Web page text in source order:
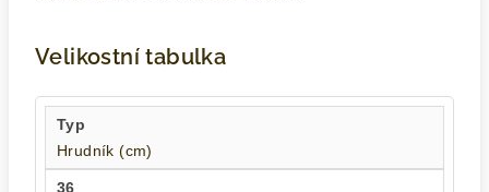
Velikostní tabulka
Hrudník (cm)